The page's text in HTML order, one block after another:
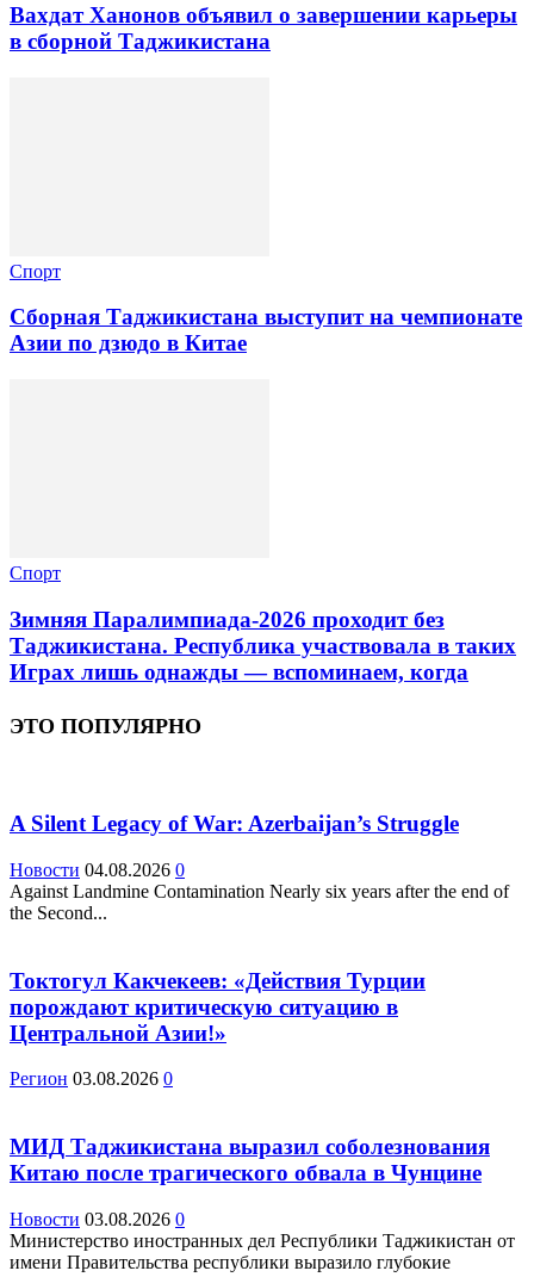
Вахдат Ханонов объявил о завершении карьеры
в сборной Таджикистана
Спорт
Сборная Таджикистана выступит на чемпионате
Азии по дзюдо в Китае
Спорт
Зимняя Паралимпиада-2026 проходит без
Таджикистана. Республика участвовала в таких
Играх лишь однажды — вспоминаем, когда
ЭТО ПОПУЛЯРНО
A Silent Legacy of War: Azerbaijan’s Struggle
Новости 04.08.2026 0
Against Landmine Contamination Nearly six years after the end of
the Second...
Токтогул Какчекеев: «Действия Турции
порождают критическую ситуацию в
Центральной Азии!»
Регион 03.08.2026 0
МИД Таджикистана выразил соболезнования
Китаю после трагического обвала в Чунцине
Новости 03.08.2026 0
Министерство иностранных дел Республики Таджикистан от
имени Правительства республики выразило глубокие